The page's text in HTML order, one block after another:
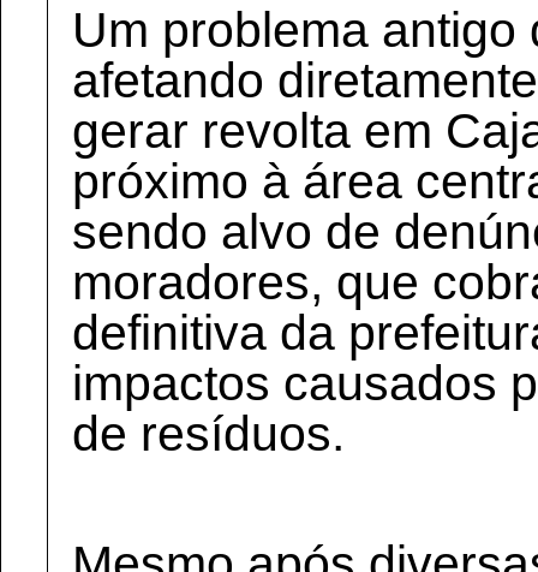
Um problema antigo
afetando
gerar revolta em
próximo à área
sendo alvo de
moradores, que
definitiva da
impactos causados
de resíduos.